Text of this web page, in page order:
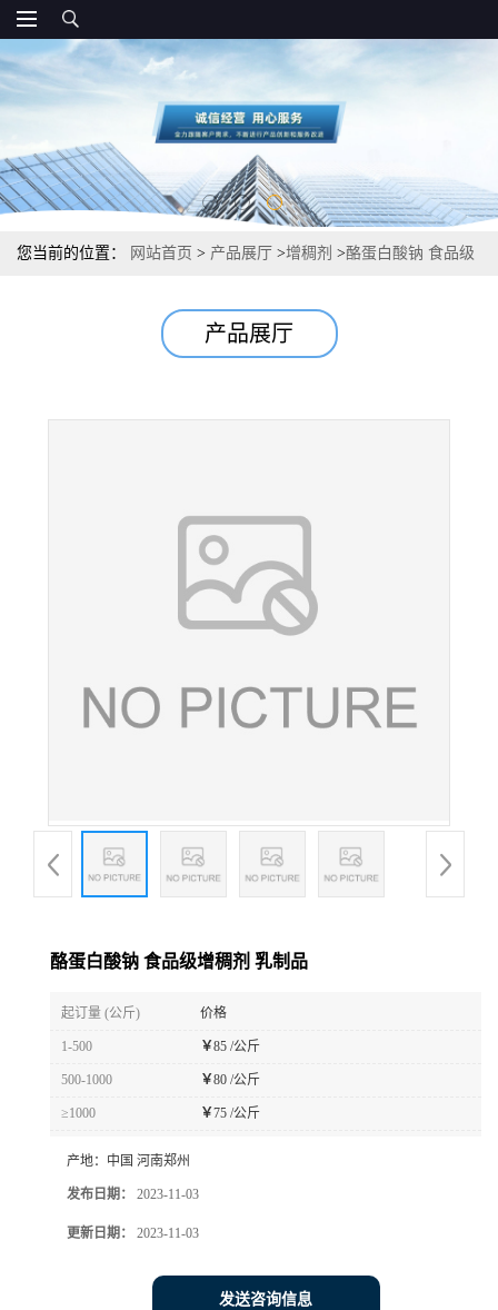
您当前的位置： 网站首页 > 产品展厅 >增稠剂 >酪蛋白酸钠 食品级
产品展厅
酪蛋白酸钠 食品级增稠剂 乳制品
起订量 (公斤) 价格
1-500 ￥85 /公斤
500-1000 ￥80 /公斤
≥1000 ￥75 /公斤
产地： 中国 河南郑州
发布日期： 2023-11-03
更新日期： 2023-11-03
发送咨询信息